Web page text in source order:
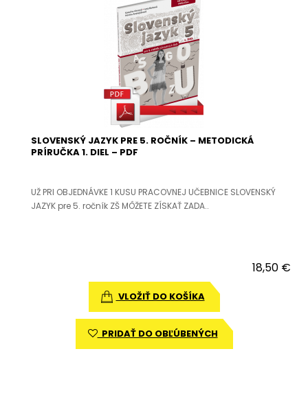
SLOVENSKÝ JAZYK PRE 5. ROČNÍK – METODICKÁ
PRÍRUČKA 1. DIEL – PDF
UŽ PRI OBJEDNÁVKE 1 KUSU PRACOVNEJ UČEBNICE SLOVENSKÝ
JAZYK pre 5. ročník ZŠ MÔŽETE ZÍSKAŤ ZADA..
18,50 €
VLOŽIŤ DO KOŠÍKA
PRIDAŤ DO OBĽÚBENÝCH